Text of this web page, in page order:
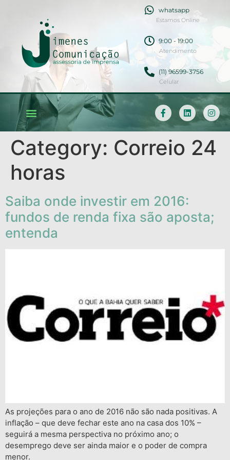
whatsapp
Estamos Online
9:00 - 19:00
Atendimento
(11) 96599-3756
Celular
Category: Correio 24
horas
Saiba onde investir em 2016:
fundos de renda fixa são aposta;
entenda
As projeções para o ano de 2016 não são nada positivas. A
inflação – que deve fechar este ano na casa dos 10% –
seguirá a mesma perspectiva no próximo ano; o
desemprego deve ser ainda maior e o poder de compra
menor.